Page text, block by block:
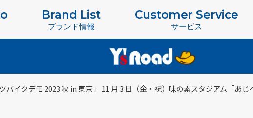
Brand List
ブランド情報
Customer Service
サービス
バイクデモ 2023 秋 in 東京」 11 月 3 日（金・祝）味の素スタジアム「あ